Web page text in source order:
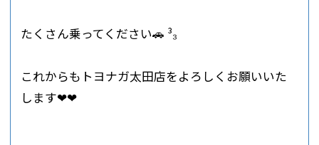
たくさん乗ってください🚗 ³₃
これからもトヨナガ太田店をよろしくお願いいた
します‪❤︎‪❤︎